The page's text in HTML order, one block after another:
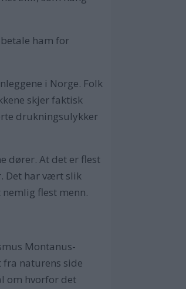
ham for
i Norge. Folk
skjer faktisk
drukningsulykker
dører. At det er flest
Det har vært slik
flest menn.
Montanus-
fra naturens side
om hvorfor det